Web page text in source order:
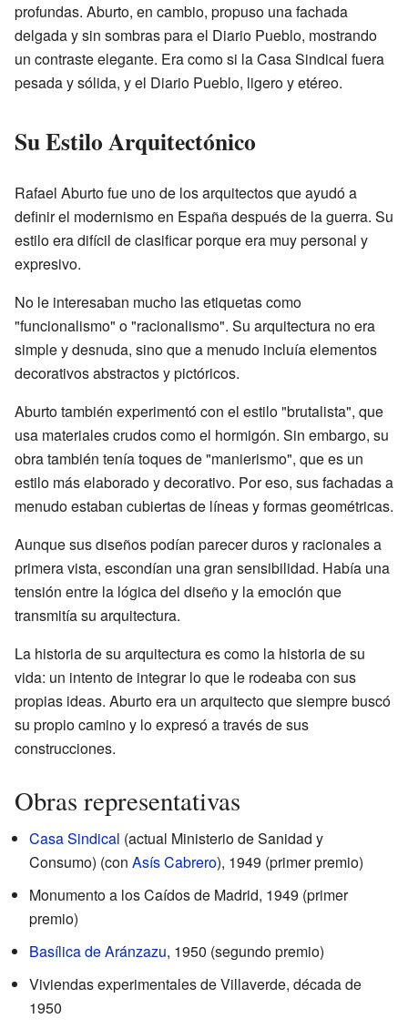
profundas. Aburto, en cambio, propuso una fachada
delgada y sin sombras para el Diario Pueblo, mostrando
un contraste elegante. Era como si la Casa Sindical fuera
pesada y sólida, y el Diario Pueblo, ligero y etéreo.
Su Estilo Arquitectónico
Rafael Aburto fue uno de los arquitectos que ayudó a
definir el modernismo en España después de la guerra. Su
estilo era difícil de clasificar porque era muy personal y
expresivo.
No le interesaban mucho las etiquetas como
"funcionalismo" o "racionalismo". Su arquitectura no era
simple y desnuda, sino que a menudo incluía elementos
decorativos abstractos y pictóricos.
Aburto también experimentó con el estilo "brutalista", que
usa materiales crudos como el hormigón. Sin embargo, su
obra también tenía toques de "manierismo", que es un
estilo más elaborado y decorativo. Por eso, sus fachadas a
menudo estaban cubiertas de líneas y formas geométricas.
Aunque sus diseños podían parecer duros y racionales a
primera vista, escondían una gran sensibilidad. Había una
tensión entre la lógica del diseño y la emoción que
transmitía su arquitectura.
La historia de su arquitectura es como la historia de su
vida: un intento de integrar lo que le rodeaba con sus
propias ideas. Aburto era un arquitecto que siempre buscó
su propio camino y lo expresó a través de sus
construcciones.
Obras representativas
Casa Sindical (actual Ministerio de Sanidad y
Consumo) (con Asís Cabrero), 1949 (primer premio)
Monumento a los Caídos de Madrid, 1949 (primer
premio)
Basílica de Aránzazu, 1950 (segundo premio)
Viviendas experimentales de Villaverde, década de
1950